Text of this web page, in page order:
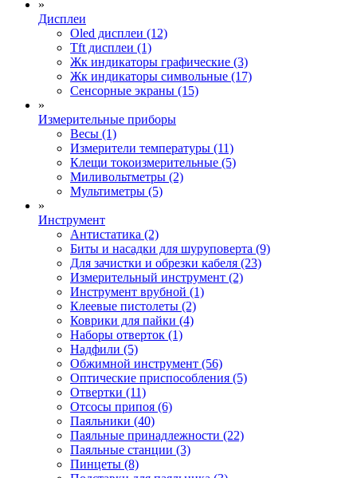
»
Дисплеи
Oled дисплеи (12)
Tft дисплеи (1)
Жк индикаторы графические (3)
Жк индикаторы символьные (17)
Сенсорные экраны (15)
»
Измерительные приборы
Весы (1)
Измерители температуры (11)
Клещи токоизмерительные (5)
Миливольтметры (2)
Мультиметры (5)
»
Инструмент
Антистатика (2)
Биты и насадки для шуруповерта (9)
Для зачистки и обрезки кабеля (23)
Измерительный инструмент (2)
Инструмент врубной (1)
Клеевые пистолеты (2)
Коврики для пайки (4)
Наборы отверток (1)
Надфили (5)
Обжимной инструмент (56)
Оптические приспособления (5)
Отвертки (11)
Отсосы припоя (6)
Паяльники (40)
Паяльные принадлежности (22)
Паяльные станции (3)
Пинцеты (8)